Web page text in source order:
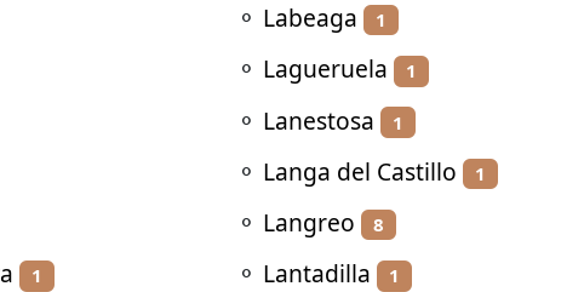
1
⚬ Labeaga 1
⚬ Lagueruela 1
⚬ Lanestosa 1
⚬ Langa del Castillo 1
⚬ Langreo 8
⚬ Lantadilla 1